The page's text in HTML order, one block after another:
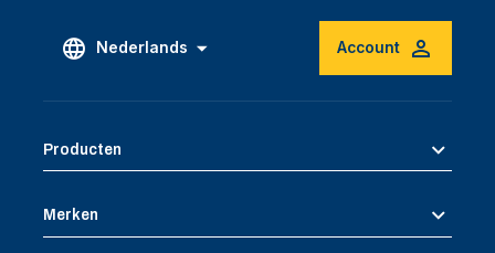
Nederlands Account
Producten
Merken